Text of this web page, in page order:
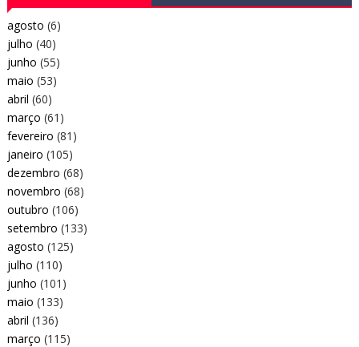
agosto (6)
julho (40)
junho (55)
maio (53)
abril (60)
março (61)
fevereiro (81)
janeiro (105)
dezembro (68)
novembro (68)
outubro (106)
setembro (133)
agosto (125)
julho (110)
junho (101)
maio (133)
abril (136)
março (115)